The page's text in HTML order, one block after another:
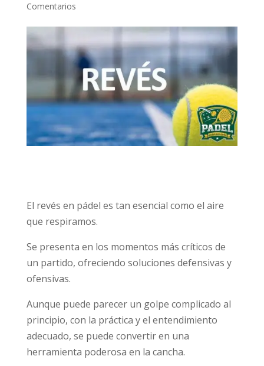
Comentarios
El revés en pádel es tan esencial como el aire
que respiramos.
Se presenta en los momentos más críticos de
un partido, ofreciendo soluciones defensivas y
ofensivas.
Aunque puede parecer un golpe complicado al
principio, con la práctica y el entendimiento
adecuado, se puede convertir en una
herramienta poderosa en la cancha.